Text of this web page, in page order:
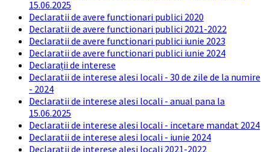
15.06.2025
Declaratii de avere functionari publici 2020
Declaratii de avere functionari publici 2021-2022
Declaratii de avere functionari publici iunie 2023
Declaratii de avere functionari publici iunie 2024
Declarații de interese
Declaratii de interese alesi locali - 30 de zile de la numire
- 2024
Declaratii de interese alesi locali - anual pana la
15.06.2025
Declaratii de interese alesi locali - incetare mandat 2024
Declaratii de interese alesi locali - iunie 2024
Declaratii de interese alesi locali 2021-2022